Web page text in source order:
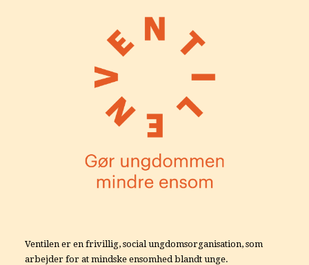
Ventilen er en frivillig, social ungdomsorganisation, som
arbejder for at mindske ensomhed blandt unge.